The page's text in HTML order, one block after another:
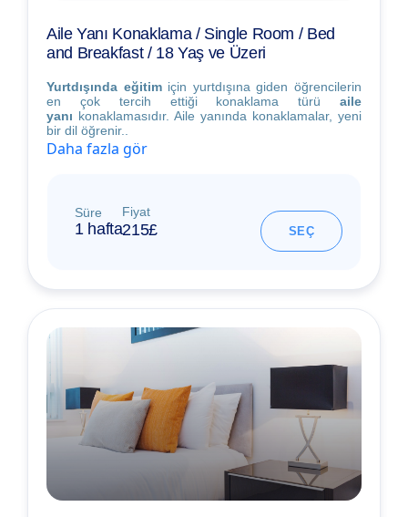
Aile Yanı Konaklama / Single Room / Bed
and Breakfast / 18 Yaş ve Üzeri
Yurtdışında eğitimiçin yurtdışına giden öğrencilerin
en çok tercih ettiği konaklama türü aile
yanı konaklamasıdır. Aile yanında konaklamalar, yeni
bir dil öğrenir..
Daha fazla gör
Süre
1 hafta
Fiyat
215£ SEÇ